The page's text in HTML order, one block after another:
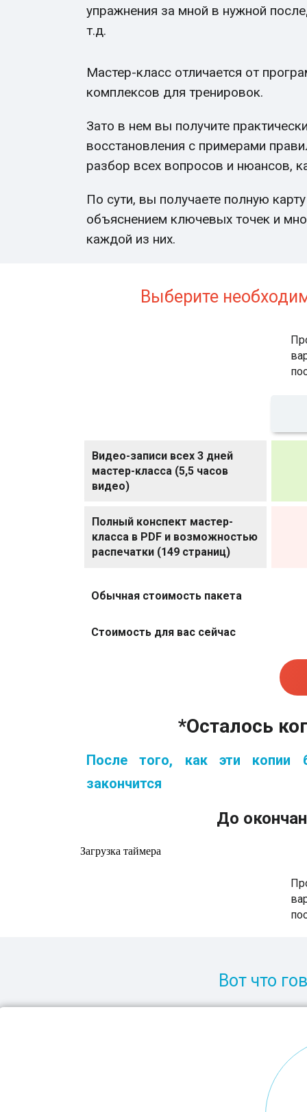
упражнения за мной в нужной
т.д.
Мастер-класс отличается от
комплексов для тренировок.
Зато в нем вы получите
восстановления с примерами
разбор всех вопросов и нюансов,
По сути, вы получаете полную
объяснением ключевых точек и
каждой из них.
Выберите
Видео-записи всех 3 дней
мастер-класса (5,5 часов
видео)
Полный конспект мастер-
класса в PDF и возможностью
распечатки (149 страниц)
Обычная стоимость пакета
Стоимость для вас сейчас
*Осталось
После того, как эти копии
закончится
До
Загрузка таймера
Вот что